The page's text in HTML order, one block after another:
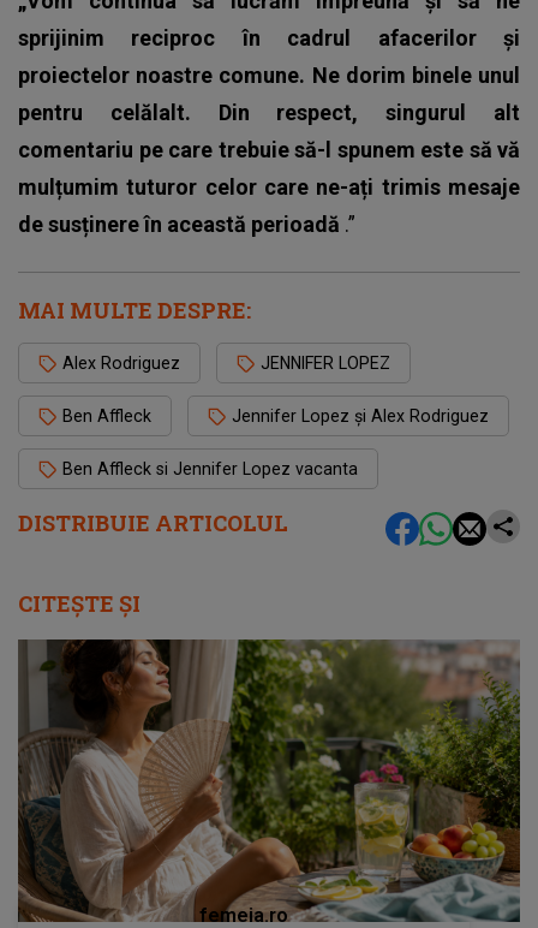
DISTRIBUIE ARTICOLUL
sprijinim reciproc în cadrul afacerilor și
proiectelor noastre comune. Ne dorim binele unul
pentru celălalt. Din respect, singurul alt
comentariu pe care trebuie să-l spunem este să vă
mulțumim tuturor celor care ne-ați trimis mesaje
de susținere în această perioadă .”
MAI MULTE DESPRE:
Alex Rodriguez JENNIFER LOPEZ
Ben Affleck Jennifer Lopez și Alex Rodriguez
Ben Affleck si Jennifer Lopez vacanta
CITEȘTE ȘI
femeia.ro